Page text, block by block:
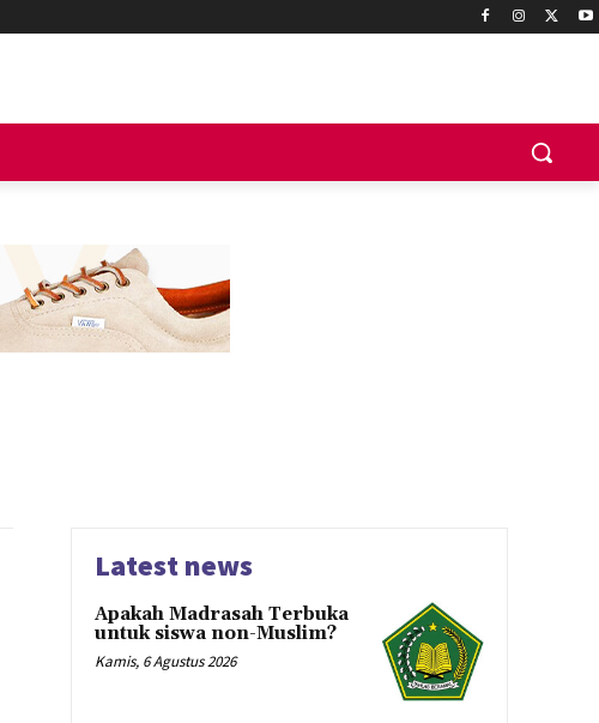
Latest news
Apakah Madrasah Terbuka
untuk siswa non-Muslim?
Kamis, 6 Agustus 2026